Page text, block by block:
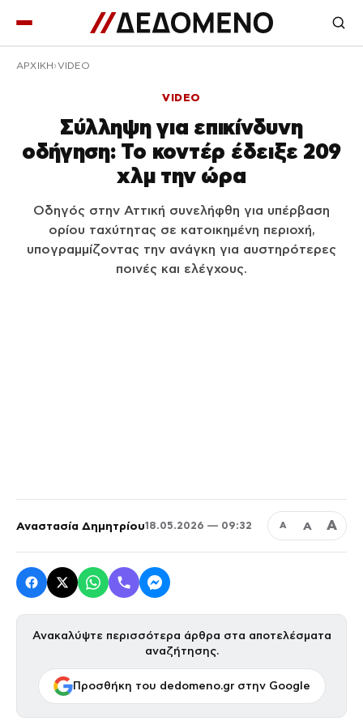
ΑΡΧΙΚΉ VIDEO
VIDEO
Σύλληψη για επικίνδυνη
οδήγηση: Το κοντέρ έδειξε 209
χλμ την ώρα
Οδηγός στην Αττική συνελήφθη για υπέρβαση
ορίου ταχύτητας σε κατοικημένη περιοχή,
υπογραμμίζοντας την ανάγκη για αυστηρότερες
ποινές και ελέγχους.
Αναστασία Δημητρίου18.05.2026 — 09:32 Α Α Α
Ανακαλύψτε περισσότερα άρθρα στα αποτελέσματα
αναζήτησης.
Προσθήκη του dedomeno.gr στην Google